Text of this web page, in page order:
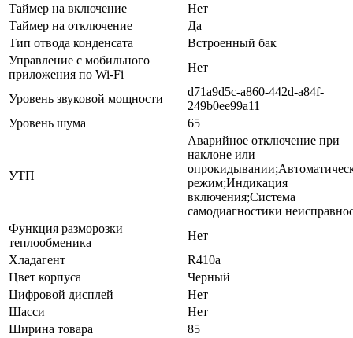
Таймер на включение
Нет
Таймер на отключение
Да
Тип отвода конденсата
Встроенный бак
Управление c мобильного
приложения по Wi-Fi
Нет
Уровень звуковой мощности
d71a9d5c-a860-442d-a84f-
249b0ee99a11
Уровень шума
65
УТП
Аварийное отключение при
наклоне или
режим;Индикация
включения;Система
самодиагностики
Функция разморозки
теплообменика
Нет
Хладагент
R410a
Цвет корпуса
Черный
Цифровой дисплей
Нет
Шасси
Нет
Ширина товара
85